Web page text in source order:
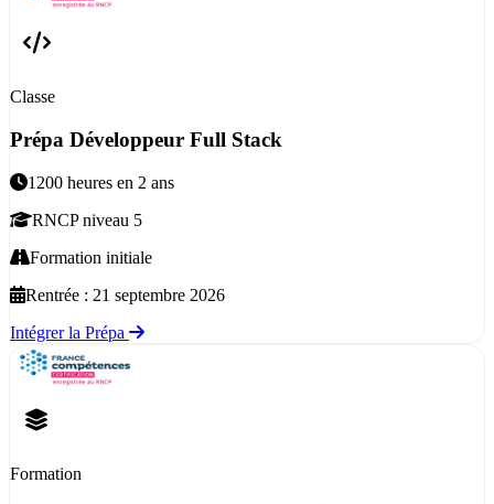
Classe
Prépa Développeur Full Stack
1200 heures en 2 ans
RNCP niveau 5
Formation initiale
Rentrée : 21 septembre 2026
Intégrer la Prépa
Formation